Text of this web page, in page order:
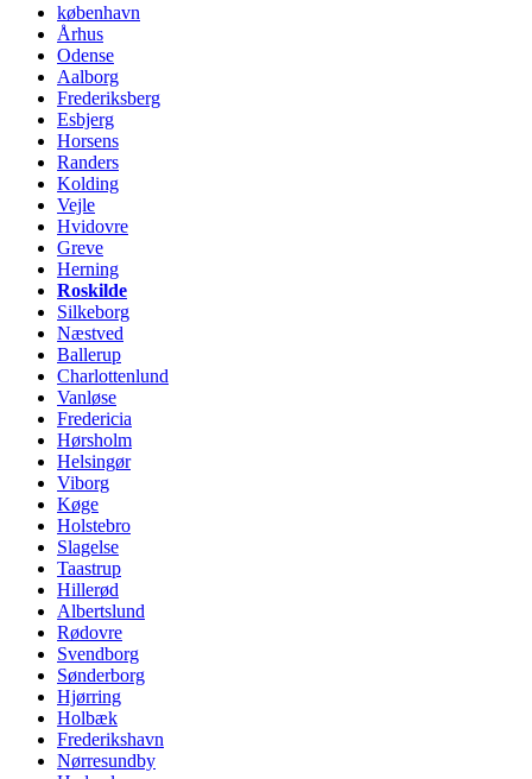
københavn
Århus
Odense
Aalborg
Frederiksberg
Esbjerg
Horsens
Randers
Kolding
Vejle
Hvidovre
Greve
Herning
Roskilde
Silkeborg
Næstved
Ballerup
Charlottenlund
Vanløse
Fredericia
Hørsholm
Helsingør
Viborg
Køge
Holstebro
Slagelse
Taastrup
Hillerød
Albertslund
Rødovre
Svendborg
Sønderborg
Hjørring
Holbæk
Frederikshavn
Nørresundby